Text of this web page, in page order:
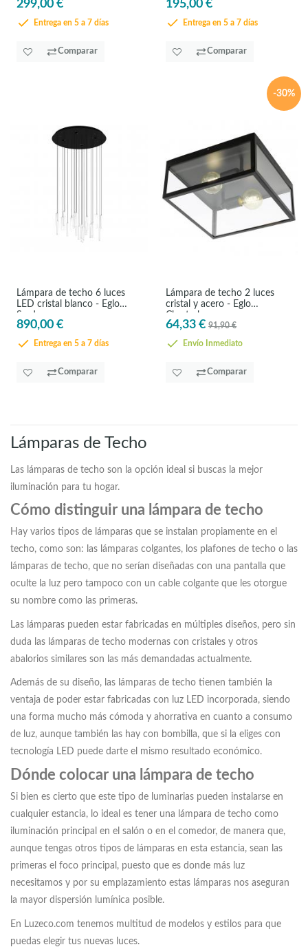
299,00 €
Entrega en 5 a 7 días
Comparar
195,00 €
Entrega en 5 a 7 días
Comparar
Lámpara de techo 6 luces
LED cristal blanco - Eglo
Sardenara
890,00 €
Entrega en 5 a 7 días
Comparar
-30%
Lámpara de techo 2 luces
cristal y acero - Eglo
Charterhouse
64,33 € 91,90 €
Envío Inmediato
Comparar
Lámparas de Techo
Las lámparas de techo son la opción ideal si buscas la mejor
iluminación para tu hogar.
Cómo distinguir una lámpara de techo
Hay varios tipos de lámparas que se instalan propiamente en el
techo, como son: las lámparas colgantes, los plafones de techo o las
lámparas de techo, que no serían diseñadas con una pantalla que
oculte la luz pero tampoco con un cable colgante que les otorgue
su nombre como las primeras.
Las lámparas pueden estar fabricadas en múltiples diseños, pero sin
duda las lámparas de techo modernas con cristales y otros
abalorios similares son las más demandadas actualmente.
Además de su diseño, las lámparas de techo tienen también la
ventaja de poder estar fabricadas con luz LED incorporada, siendo
una forma mucho más cómoda y ahorrativa en cuanto a consumo
de luz, aunque también las hay con bombilla, que si la eliges con
tecnología LED puede darte el mismo resultado económico.
Dónde colocar una lámpara de techo
Si bien es cierto que este tipo de luminarias pueden instalarse en
cualquier estancia, lo ideal es tener una lámpara de techo como
iluminación principal en el salón o en el comedor, de manera que,
aunque tengas otros tipos de lámparas en esta estancia, sean las
primeras el foco principal, puesto que es donde más luz
necesitamos y por su emplazamiento estas lámparas nos aseguran
la mayor dispersión lumínica posible.
En Luzeco.com tenemos multitud de modelos y estilos para que
puedas elegir tus nuevas luces.